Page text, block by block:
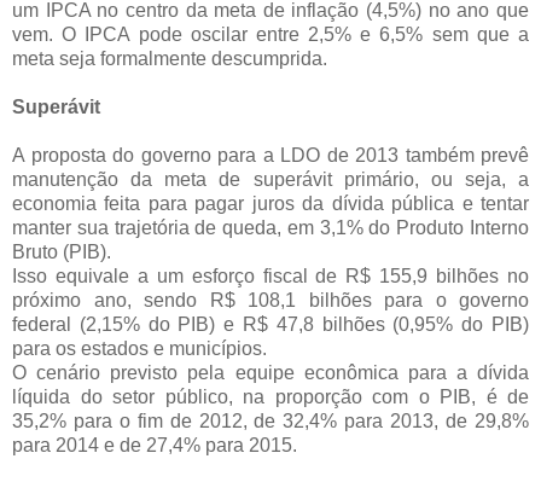
um IPCA no centro da meta de inflação (4,5%) no ano que
vem. O IPCA pode oscilar entre 2,5% e 6,5% sem que a
meta seja formalmente descumprida.
Superávit
A proposta do governo para a LDO de 2013 também prevê
manutenção da meta de superávit primário, ou seja, a
economia feita para pagar juros da dívida pública e tentar
manter sua trajetória de queda, em 3,1% do Produto Interno
Bruto (PIB).
Isso equivale a um esforço fiscal de R$ 155,9 bilhões no
próximo ano, sendo R$ 108,1 bilhões para o governo
federal (2,15% do PIB) e R$ 47,8 bilhões (0,95% do PIB)
para os estados e municípios.
O cenário previsto pela equipe econômica para a dívida
líquida do setor público, na proporção com o PIB, é de
35,2% para o fim de 2012, de 32,4% para 2013, de 29,8%
para 2014 e de 27,4% para 2015.